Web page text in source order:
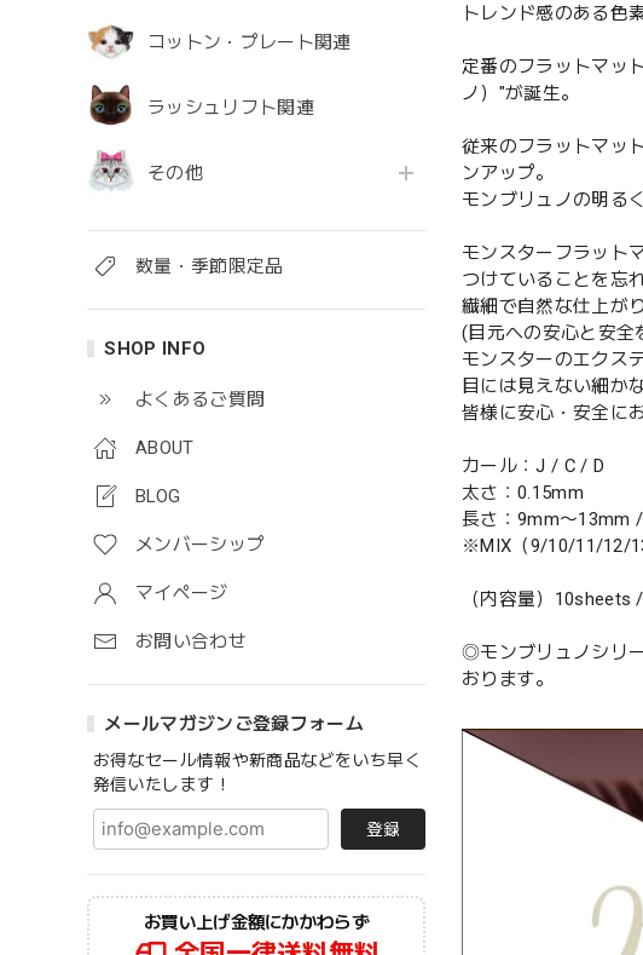
コットン・プレート関連
ラッシュリフト関連
その他
数量・季節限定品
SHOP INFO
よくあるご質問
ABOUT
BLOG
メンバーシップ
マイページ
お問い合わせ
メールマガジンご登録フォーム
お得なセール情報や新商品などをいち早く
発信いたします！
登録
お買い上げ金額にかかわらず
トレンド感のある色
定番のフラットマッ
ノ）"が誕生。
従来のフラットマッ
ンアップ。
モンブリュノの明る
モンスターフラット
つけていることを忘
繊細で自然な仕上が
(目元への安心と安全
モンスターのエクス
目には見えない細か
皆様に安心・安全に
カール：J / C / D
太さ：0.15mm
長さ：9mm〜13mm
※MIX（9/10/11/12/
（内容量）10sheets
◎モンブリュノシリ
おります。